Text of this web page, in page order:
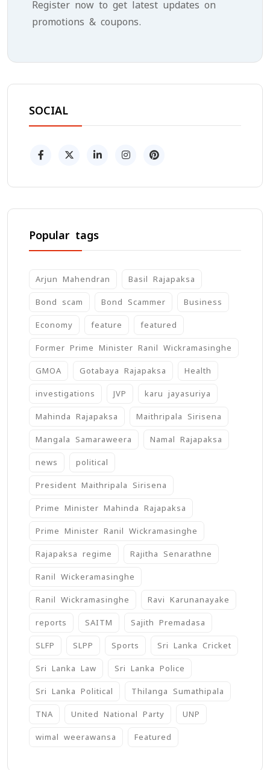
Register now to get latest updates on
promotions & coupons.
SOCIAL
Popular tags
Arjun Mahendran Basil Rajapaksa
Bond scam Bond Scammer Business
Economy feature featured
Former Prime Minister Ranil Wickramasinghe
GMOA Gotabaya Rajapaksa Health
investigations JVP karu jayasuriya
Mahinda Rajapaksa Maithripala Sirisena
Mangala Samaraweera Namal Rajapaksa
news political
President Maithripala Sirisena
Prime Minister Mahinda Rajapaksa
Prime Minister Ranil Wickramasinghe
Rajapaksa regime Rajitha Senarathne
Ranil Wickeramasinghe
Ranil Wickramasinghe Ravi Karunanayake
reports SAITM Sajith Premadasa
SLFP SLPP Sports Sri Lanka Cricket
Sri Lanka Law Sri Lanka Police
Sri Lanka Political Thilanga Sumathipala
TNA United National Party UNP
wimal weerawansa ‍Featured